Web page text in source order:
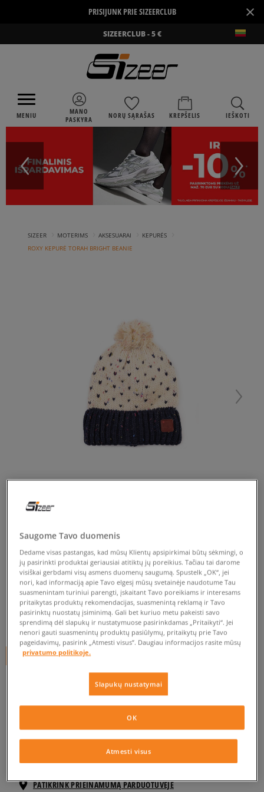
PRISIJUNK PRIE SIZEERCLUB ×
SIZEERCLUB - 5 €
MENIU
MANO
PASKYRA
NORŲ SĄRAŠAS KREPŠELIS IEŠKOTI
SIZEER MOTERIMS AKSESUARAI KEPURĖS
ROXY KEPURĖ TORAH BRIGHT BEANIE
ROXY KEPURĖ TORAH BRIGHT
BEANIE
moterims, kepurės
14,95€
+ 15 tšk.SizeerClub
Prekė neprieinama
Jei prekė vėl bus sandėlyje, gausi pranešimą iš mūsų.
ONE SIZE Pranešti man
PATIKRINK PRIEINAMUMĄ PARDUOTUVĖJE
Saugome Tavo duomenis
Dedame visas pastangas, kad mūsų Klientų apsipirkimai būtų sėkmingi, o
jų pasirinkti produktai geriausiai atitiktų jų poreikius. Tačiau tai darome
visiškai gerbdami visų asmens duomenų saugumą. Spustelk „OK“, jei
nori, kad informaciją apie Tavo elgesį mūsų svetainėje naudotume Tau
suasmenintam turiniui parengti, įskaitant Tavo poreikiams ir interesams
pritaikytas produktų rekomendacijas, suasmenintą reklamą ir Tavo
pasirinktų nuostatų įsiminimą. Gali bet kuriuo metu pakeisti savo
sprendimą dėl slapukų ir nustatymuose pasirinkdamas „Pritaikyti“. Jei
nenori gauti suasmenintų produktų pasiūlymų, pritaikytų prie Tavo
pageidavimų, pasirink „Atmesti visus”. Daugiau informacijos rasite mūsų
privatumo politikoje.
Slapukų nustatymai
Atmesti visus
OK